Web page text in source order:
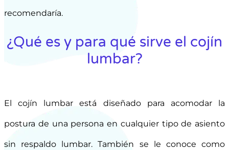
recomendaría.
¿Qué es y para qué sirve el cojín
lumbar?
El cojín lumbar está diseñado para acomodar la
postura de una persona en cualquier tipo de asiento
sin respaldo lumbar. También se le conoce como